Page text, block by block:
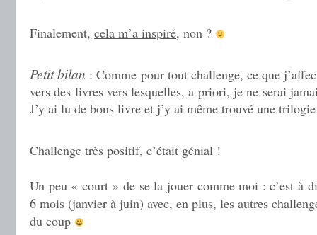
Finalement, cela m’a inspiré, non ?
Petit bilan : Comme pour tout challenge, ce que
vers des livres vers lesquelles, a priori, je ne serai
J’y ai lu de bons livre et j’y ai même trouvé une
Challenge très positif, c’était génial !
Un peu « court » de se la jouer comme moi : c’est à
6 mois (janvier à juin) avec, en plus, les autres
du coup